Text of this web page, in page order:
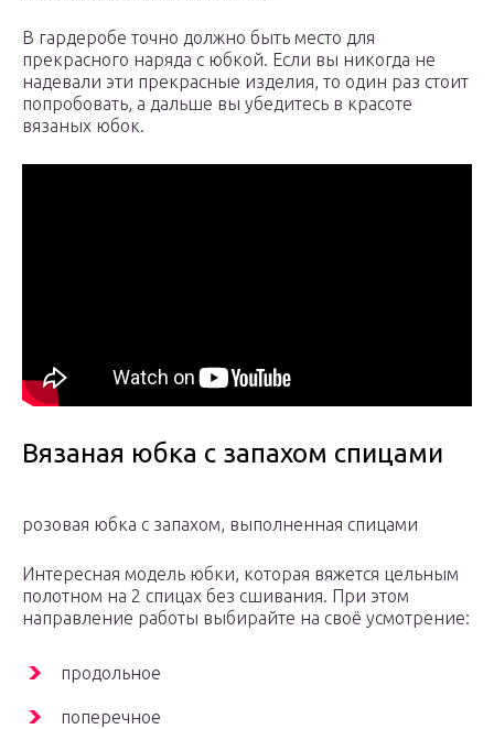
В гардеробе точно должно быть место для
прекрасного наряда с юбкой. Если вы никогда не
надевали эти прекрасные изделия, то один раз стоит
попробовать, а дальше вы убедитесь в красоте
вязаных юбок.
Вязаная юбка с запахом спицами
розовая юбка с запахом, выполненная спицами
Интересная модель юбки, которая вяжется цельным
полотном на 2 спицах без сшивания. При этом
направление работы выбирайте на своё усмотрение:
продольное
поперечное